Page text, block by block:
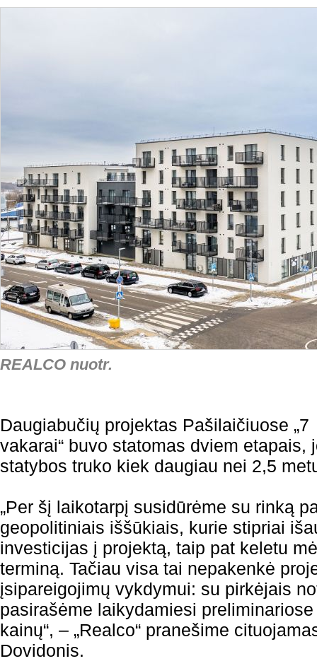
REALCO nuotr.
Daugiabučių projektas Pašilaičiuose „7
vakarai“ buvo statomas dviem etapais,
statybos truko kiek daugiau nei 2,5
„Per šį laikotarpį susidūrėme su rinką
geopolitiniais iššūkiais, kurie stipriai
investicijas į projektą, taip pat keletu
terminą. Tačiau visa tai nepakenkė
įsipareigojimų vykdymui: su pirkėjais
pasirašėme laikydamiesi
kainų“, – „Realco“ pranešime
Dovidonis.